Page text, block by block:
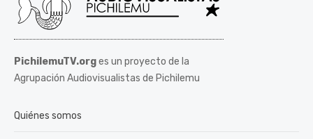
PichilemuTV.orges un proyecto de la
Agrupación Audiovisualistas de Pichilemu
Quiénes somos